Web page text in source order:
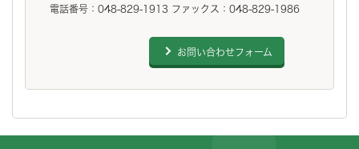
電話番号：048-829-1913 ファックス：048-829-1986
お問い合わせフォーム